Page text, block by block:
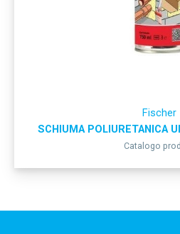
Fischer
SCHIUMA POLIURETANICA
Catalogo